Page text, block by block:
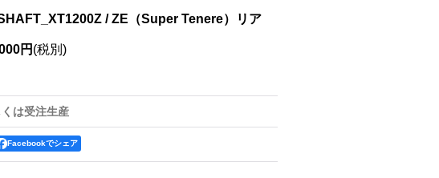
/ ZE（Super Tenere）リア
円 (税別)
は受注生産
Facebookでシェア